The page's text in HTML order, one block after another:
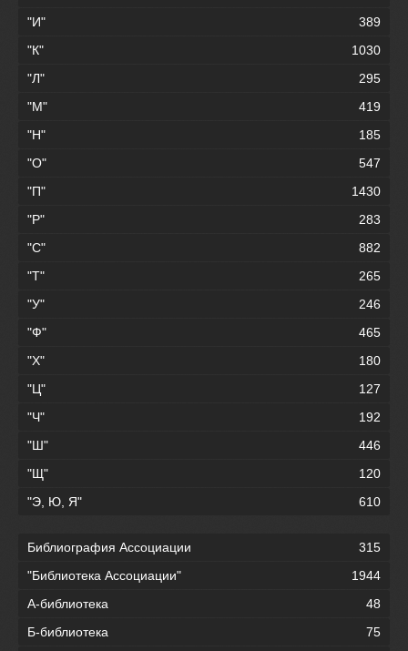
"И"
389
"К"
1030
"Л"
295
"М"
419
"Н"
185
"О"
547
"П"
1430
"Р"
283
"С"
882
"Т"
265
"У"
246
"Ф"
465
"Х"
180
"Ц"
127
"Ч"
192
"Ш"
446
"Щ"
120
"Э, Ю, Я"
610
Библиография Ассоциации
315
"Библиотека Ассоциации"
1944
А-библиотека
48
Б-библиотека
75